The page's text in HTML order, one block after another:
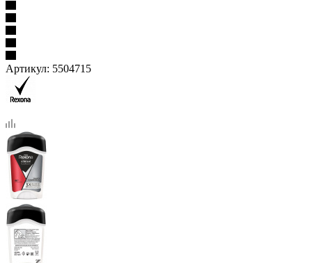
Артикул: 5504715